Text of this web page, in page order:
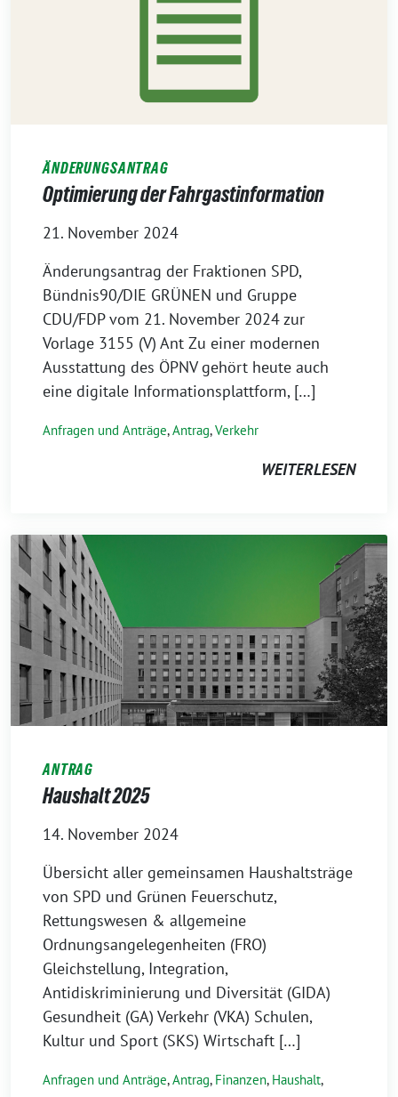
ÄNDERUNGSANTRAG
Optimierung der Fahrgastinformation
21. November 2024
Änderungsantrag der Fraktionen SPD,
Bündnis90/DIE GRÜNEN und Gruppe
CDU/FDP vom 21. November 2024 zur
Vorlage 3155 (V) Ant Zu einer modernen
Ausstattung des ÖPNV gehört heute auch
eine digitale Informationsplattform, […]
Anfragen und Anträge,Antrag,Verkehr
WEITERLESEN
ANTRAG
Haushalt 2025
14. November 2024
Übersicht aller gemeinsamen Haushaltsträge
von SPD und Grünen Feuerschutz,
Rettungswesen & allgemeine
Ordnungsangelegenheiten (FRO)
Gleichstellung, Integration,
Antidiskriminierung und Diversität (GIDA)
Gesundheit (GA) Verkehr (VKA) Schulen,
Kultur und Sport (SKS) Wirtschaft […]
Anfragen und Anträge,Antrag, Finanzen, Haushalt,